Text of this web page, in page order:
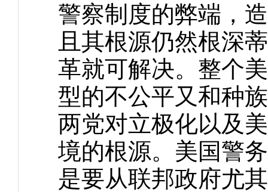
警察制度的弊端，
且其根源仍然根深
革就可解决。整个
型的不公平又和种
两党对立极化以及
境的根源。美国警
是要从联邦政府尤